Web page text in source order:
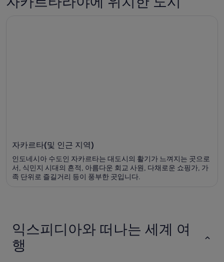
자카르타(및 인근 지역)
인도네시아 수도인 자카르타는 대도시의 활기가 느껴지는 곳으로
서, 식민지 시대의 흔적, 아름다운 회교 사원, 다채로운 쇼핑가, 가
족 단위로 즐길거리 등이 풍부한 곳입니다.
익스피디아와 떠나는 세계 여
행